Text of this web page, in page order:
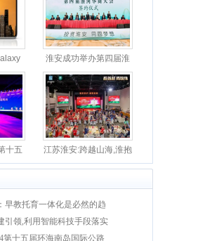
淮安成功举办第四届淮
河华
十五
江苏淮安:跨越山海,淮抱
四
早教托育一体化是必然的趋
引领,利用智能科技手段落实
第十五届环海南岛国际公路